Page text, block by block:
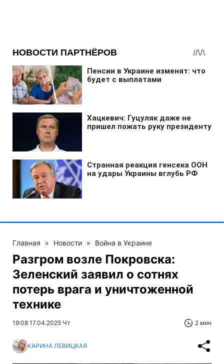
Главная » Новости » Война в Украине
Разгром возле Покровска:
Зеленский заявил о сотнях
потерь врага и уничтоженной
технике
19:08 17.04.2025 Чт 2 мин
КАРИНА ЛЕВИЦКАЯ